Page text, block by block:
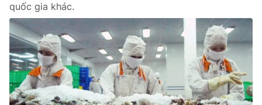
Liên hệ tòa soạn English
THỜI BÁO VTV
quốc gia khác.